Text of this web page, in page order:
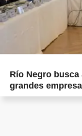
Río Negro
grandes